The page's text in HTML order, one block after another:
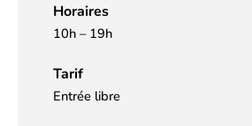
Horaires
10h – 19h
Tarif
Entrée libre